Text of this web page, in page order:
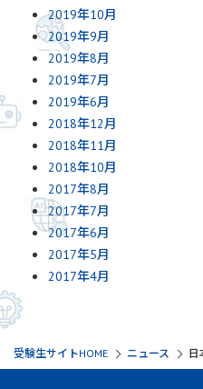
2019年10月
2019年9月
2019年8月
2019年7月
2019年6月
2018年12月
2018年11月
2018年10月
2017年8月
2017年7月
2017年6月
2017年5月
2017年4月
受験生サイトHOME ニュース 日